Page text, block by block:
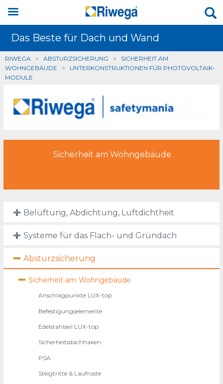
Das Beste für Dach und Wand
RIWEGA > ABSTURZSICHERUNG > SICHERHEIT AM
WOHNGEBÄUDE > UNTERKONSTRUKTIONEN FÜR PHOTOVOLTAIK-
MODULE
Sicherheit am Wohngebäude
Belüftung, Abdichtung, Luftdichtheit
Systeme für das Flach- und Gründach
Absturzsicherung
Sicherheit am Wohngebäude
Anschlagpunkte LUX-top
Befestigungselemente
Edelstahlseil LUX-top
Sicherheitsdachhaken
PSA
Steigtritte & Laufroste